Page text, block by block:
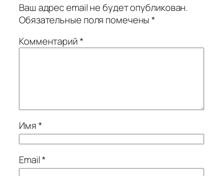
Ваш адрес email не будет опубликован.
Обязательные поля помечены*
Комментарий*
Имя*
Email*